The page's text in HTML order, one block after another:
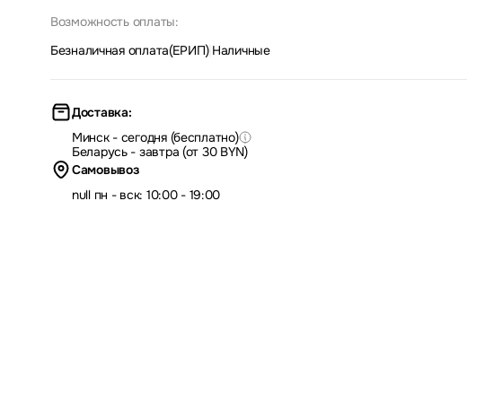
Возможность оплаты:
Безналичная оплата(ЕРИП)| Наличные
Доставка:
Минск - сегодня (бесплатно)
Беларусь - завтра (от 30 BYN)
Самовывоз
null пн - вск: 10:00 - 19:00